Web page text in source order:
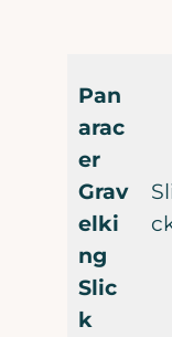
Pan
arac
er
Grav
elki
ng
Slic
k